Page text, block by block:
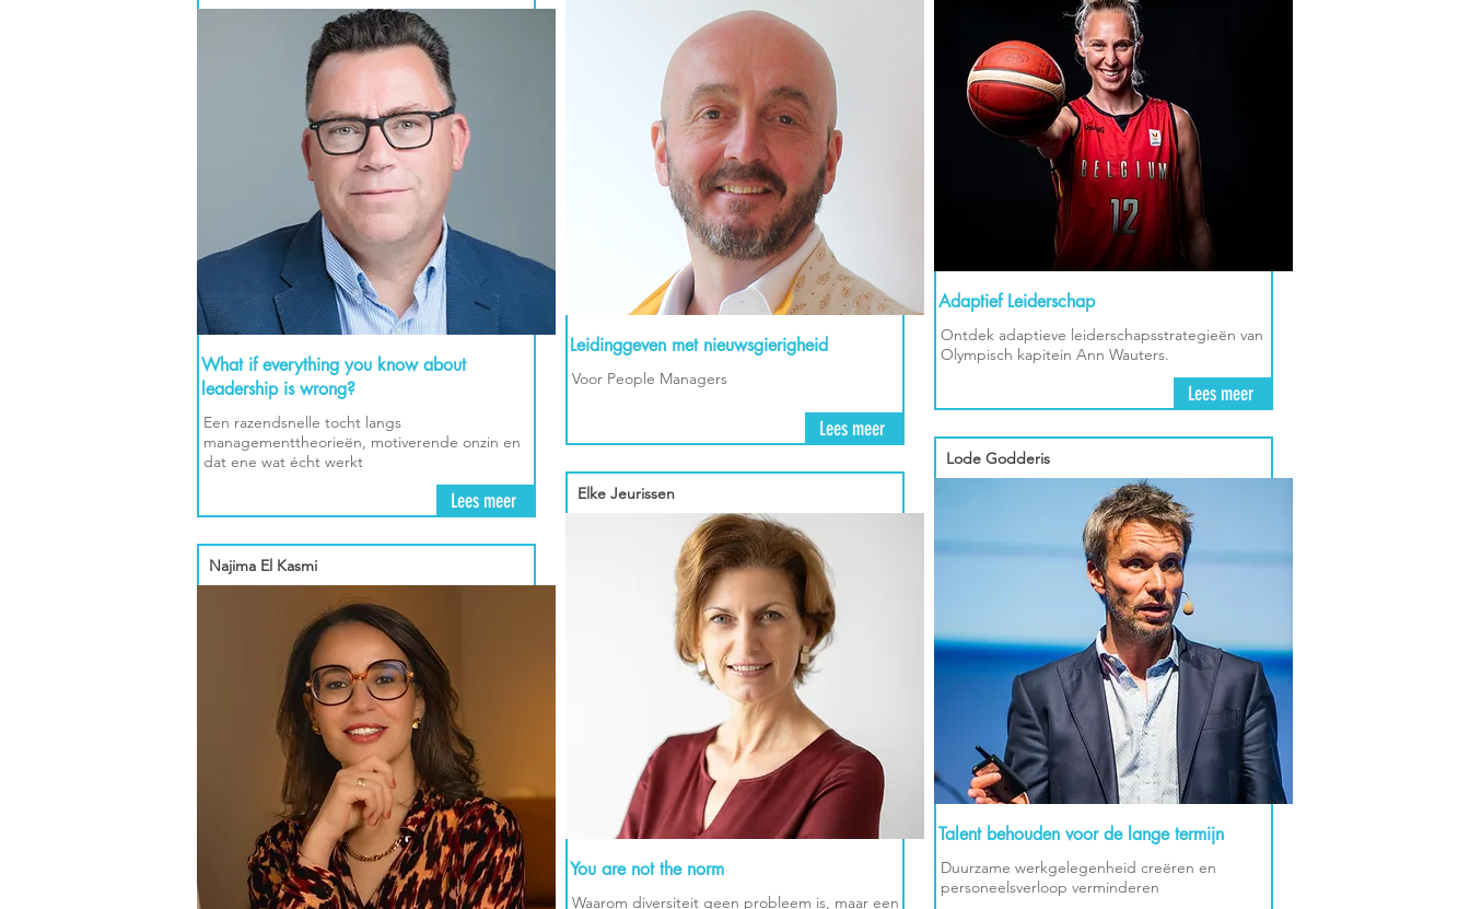
What if everything you know about
leadership is wrong?
Een razendsnelle tocht langs
managementtheorieën, motiverende onzin en
dat ene wat écht werkt
Lees meer
Najima El Kasmi
Leidinggeven met nieuwsgierigheid
Voor People Managers
Lees meer
Elke Jeurissen
You are not the norm
Waarom diversiteit geen probleem is, maar een
Adaptief Leiderschap
Ontdek adaptieve leiderschapsstrategieën van
Olympisch kapitein Ann Wauters.
Lees meer
Lode Godderis
Talent behouden voor de lange termijn
Duurzame werkgelegenheid creëren en
personeelsverloop verminderen